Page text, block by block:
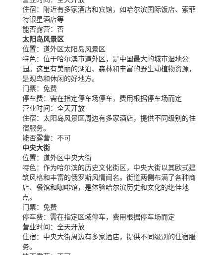
住宿： 附近有多家酒店和宾馆，如哈尔滨国际饭店、索菲
特银星酒店等
能否露营： 否
太阳岛风景区
位置： 道外区太阳岛风景区
特色： 位于哈尔滨市道外区，是中国最大的城市湿地公
园。这里有美丽的湖泊、森林和丰富的野生动植物资源，
是观鸟和休闲的好地方。
门票： 免费
停车费： 需在指定停车场停车，费用根据停车场而定
营业时间： 全天开放
住宿： 太阳岛风景区周边有多家酒店，提供不同级别的住
宿服务。
能否露营： 不可
中央大街
位置： 道外区中央大街
特色： 作为哈尔滨的历史文化街区，中央大街以其欧式建
筑风格和丰富的俄罗斯风情闻名。街道两侧布满了各种商
店、餐馆和咖啡馆，是体验哈尔滨历史和文化的绝佳地
点。
门票： 免费
停车费： 需在指定区域停车，费用根据停车场而定
营业时间： 全天开放
住宿： 中央大街周边有多家酒店，提供不同级别的住宿服
务。